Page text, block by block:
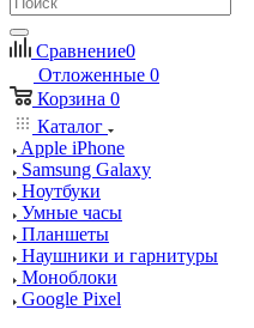
Сравнение0
Отложенные 0
Корзина 0
Каталог
Apple iPhone
Samsung Galaxy
Ноутбуки
Умные часы
Планшеты
Наушники и гарнитуры
Моноблоки
Google Pixel